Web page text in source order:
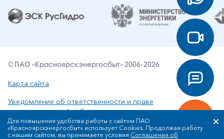
© ПАО «Красноярскэнергосбыт» 2006-2026
Карта сайта
Уведомление об ответственности и праве
интеллектуальной собственности
Политика ПАО «Красноярскэнергосбыт» в отношении
Для повышения удобства работы с сайтом ПАО
«Красноярскэнергосбыт» использует Cookies. Продолжая работу
с нашим сайтом, вы принимаете условия Соглашения об